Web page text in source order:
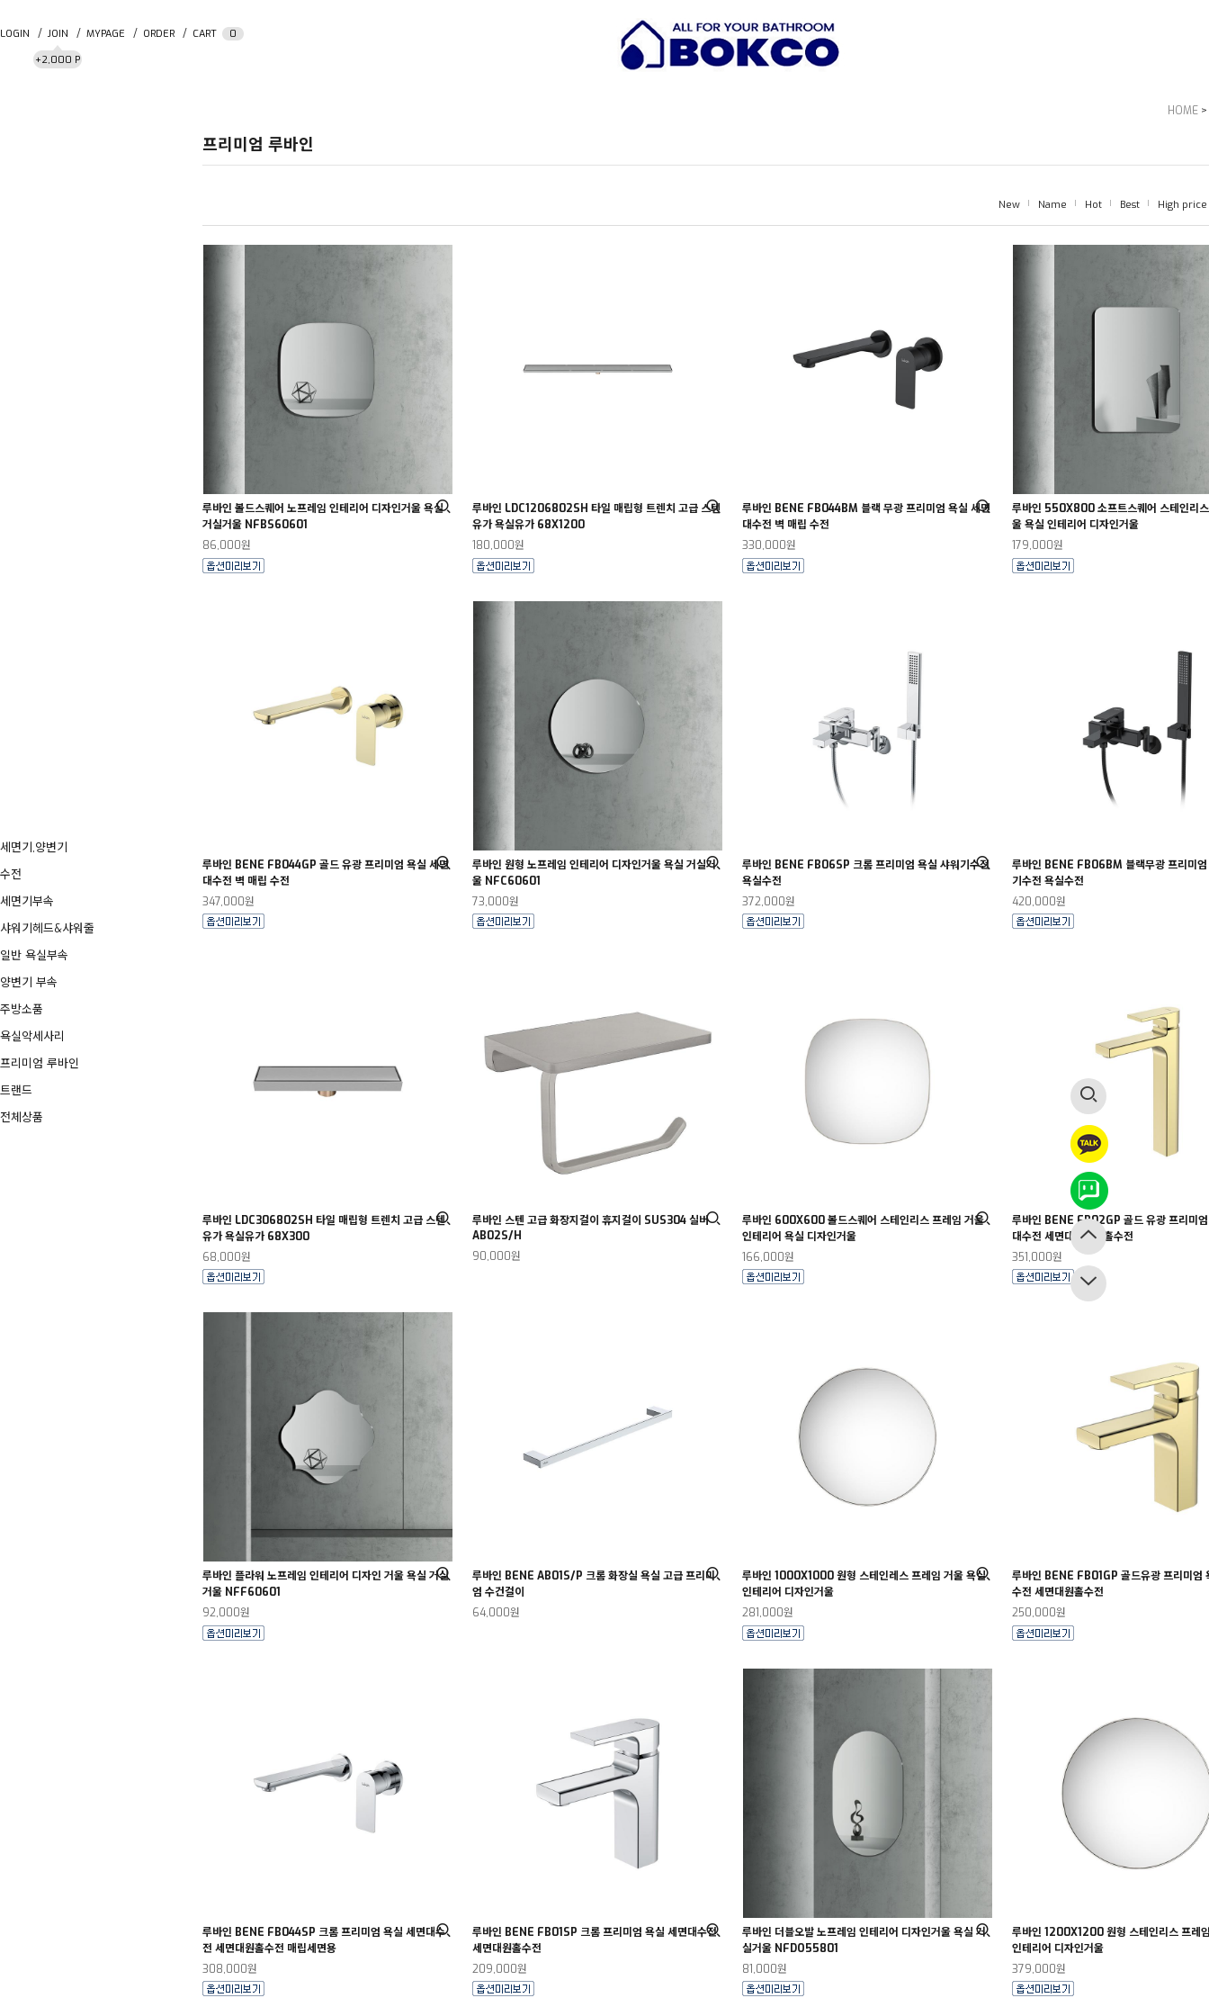
LOGIN
JOIN
+2,000 P
MYPAGE ORDER CART 0
세면기,양변기
수전
세면기부속
샤워기헤드&샤워줄
일반 욕실부속
양변기 부속
주방소품
욕실악세사리
프리미엄 루바인
트랜드
전체상품
HOME >
프리미엄 루바인
New Name Hot Best High price
루바인 볼드스퀘어 노프레임 인테리어 디자인거울 욕실
거실거울 NFBS60601
86,000원
루바인 LDC1206802SH 타일 매립형 트렌치 고급 스텐
유가 욕실유가 68X1200
180,000원
루바인 BENE FB044BM 블랙 무광 프리미엄 욕실 세면
대수전 벽 매립 수전
330,000원
루바인 550X800 소프트스퀘어 스테인리
울 욕실 인테리어 디자인거울
179,000원
루바인 BENE FB044GP 골드 유광 프리미엄 욕실 세면
대수전 벽 매립 수전
347,000원
루바인 원형 노프레임 인테리어 디자인거울 욕실 거실거
울 NFC60601
73,000원
루바인 BENE FB06SP 크롬 프리미엄 욕실 샤워기수전
욕실수전
372,000원
루바인 BENE FB06BM 블랙무광 프리미엄
기수전 욕실수전
420,000원
루바인 LDC306802SH 타일 매립형 트렌치 고급 스텐
유가 욕실유가 68X300
68,000원
루바인 스텐 고급 화장지걸이 휴지걸이 SUS304 실버
AB02S/H
90,000원
루바인 600X600 볼드스퀘어 스테인리스 프레임 거울
인테리어 욕실 디자인거울
166,000원
루바인 BENE FB02GP 골드 유광 프리미
대수전 세면대탑볼원홀수전
351,000원
루바인 플라워 노프레임 인테리어 디자인 거울 욕실 거실
거울 NFF60601
92,000원
루바인 BENE AB01S/P 크롬 화장실 욕실 고급 프리미
엄 수건걸이
64,000원
루바인 1000X1000 원형 스테인레스 프레임 거울 욕실
인테리어 디자인거울
281,000원
루바인 BENE FB01GP 골드유광 프리미엄
수전 세면대원홀수전
250,000원
루바인 BENE FB044SP 크롬 프리미엄 욕실 세면대수
전 세면대원홀수전 매립세면용
308,000원
루바인 BENE FB01SP 크롬 프리미엄 욕실 세면대수전
세면대원홀수전
209,000원
루바인 더블오발 노프레임 인테리어 디자인거울 욕실 거
실거울 NFDO55801
81,000원
루바인 1200X1200 원형 스테인리스 프레
인테리어 디자인거울
379,000원